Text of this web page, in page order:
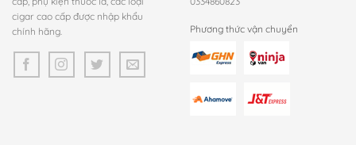
cigar cao cấp được nhập khẩu
chính hãng.
Phương thức vận chuyển